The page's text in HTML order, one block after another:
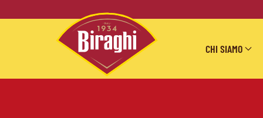
Skip to main content
CHI SIAMO